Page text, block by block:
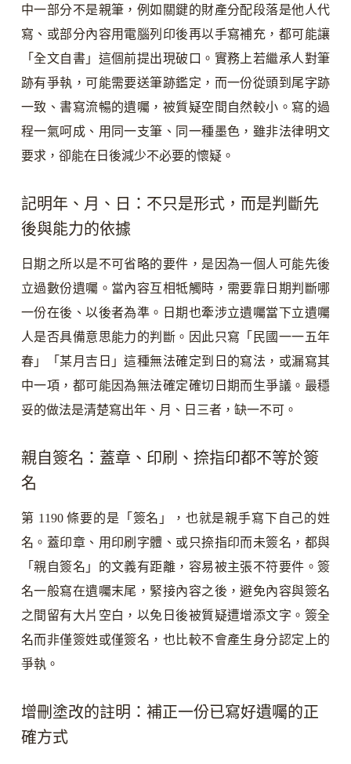
中一部分不是親筆，例如關鍵的財產分配段落是他人代
寫、或部分內容用電腦列印後再以手寫補充，都可能讓
「全文自書」這個前提出現破口。實務上若繼承人對筆
跡有爭執，可能需要送筆跡鑑定，而一份從頭到尾字跡
一致、書寫流暢的遺囑，被質疑空間自然較小。寫的過
程一氣呵成、用同一支筆、同一種墨色，雖非法律明文
要求，卻能在日後減少不必要的懷疑。
記明年、月、日：不只是形式，而是判斷先
後與能力的依據
日期之所以是不可省略的要件，是因為一個人可能先後
立過數份遺囑。當內容互相牴觸時，需要靠日期判斷哪
一份在後、以後者為準。日期也牽涉立遺囑當下立遺囑
人是否具備意思能力的判斷。因此只寫「民國一一五年
春」「某月吉日」這種無法確定到日的寫法，或漏寫其
中一項，都可能因為無法確定確切日期而生爭議。最穩
妥的做法是清楚寫出年、月、日三者，缺一不可。
親自簽名：蓋章、印刷、捺指印都不等於簽
名
第 1190 條要的是「簽名」，也就是親手寫下自己的姓
名。蓋印章、用印刷字體、或只捺指印而未簽名，都與
「親自簽名」的文義有距離，容易被主張不符要件。簽
名一般寫在遺囑末尾，緊接內容之後，避免內容與簽名
之間留有大片空白，以免日後被質疑遭增添文字。簽全
名而非僅簽姓或僅簽名，也比較不會產生身分認定上的
爭執。
增刪塗改的註明：補正一份已寫好遺囑的正
確方式